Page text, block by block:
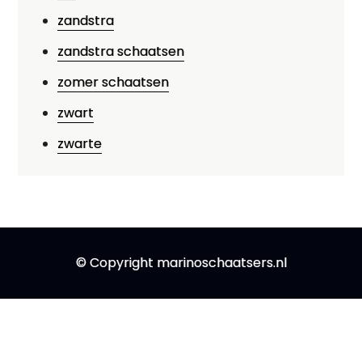
zandstra
zandstra schaatsen
zomer schaatsen
zwart
zwarte
© Copyright marinoschaatsers.nl